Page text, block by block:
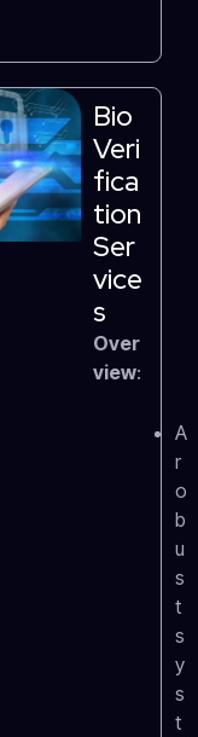
Bio
Veri
Fica
Tion
Ser
Vice
S
Over
view:
A
r
o
b
u
s
t
s
y
s
t